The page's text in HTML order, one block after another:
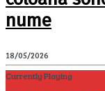
nume
18/05/2026
Currently Playing